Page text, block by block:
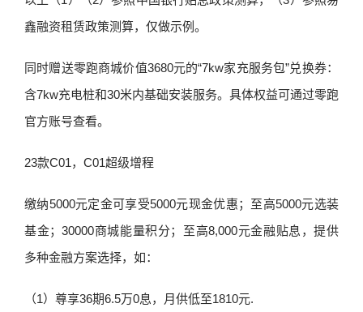
鑫融资租赁政策测算，仅做示例。
同时赠送零跑商城价值3680元的“7kw家充服务包”兑换券：
含7kw充电桩和30米内基础安装服务。具体权益可通过零跑
官方账号查看。
23款C01，C01超级增程
缴纳5000元定金可享受5000元现金优惠；至高5000元选装
基金；30000商城能量积分；至高8,000元金融贴息，提供
多种金融方案选择，如：
（1）尊享36期6.5万0息，月供低至1810元.